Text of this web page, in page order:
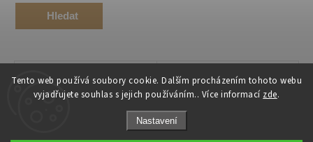
Tento web používá soubory cookie. Dalším procházením tohoto webu
vyjadřujete souhlas s jejich používáním.. Více informací zde.
Nastavení
Hledat